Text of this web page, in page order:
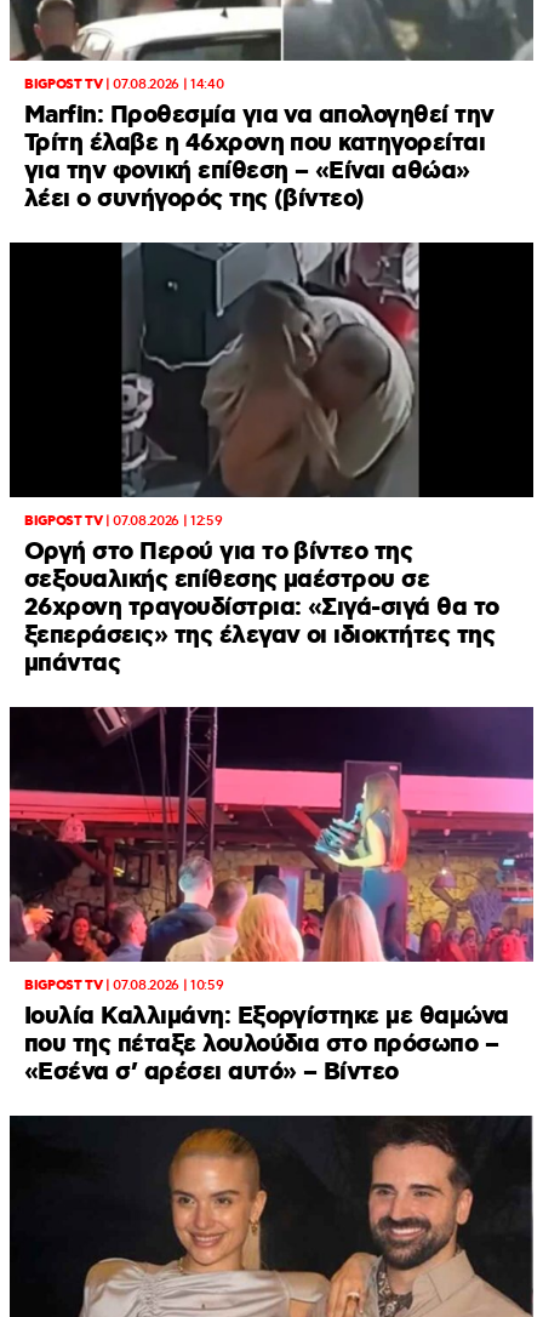
BIGPOST TV|07.08.2026 | 14:40
Marfin: Προθεσμία για να απολογηθεί την
Τρίτη έλαβε η 46χρονη που κατηγορείται
για την φονική επίθεση – «Είναι αθώα»
λέει ο συνήγορός της (βίντεο)
BIGPOST TV|07.08.2026 | 12:59
Οργή στο Περού για το βίντεο της
σεξουαλικής επίθεσης μαέστρου σε
26χρονη τραγουδίστρια: «Σιγά-σιγά θα το
ξεπεράσεις» της έλεγαν οι ιδιοκτήτες της
μπάντας
BIGPOST TV|07.08.2026 | 10:59
Ιουλία Καλλιμάνη: Εξοργίστηκε με θαμώνα
που της πέταξε λουλούδια στο πρόσωπο –
«Εσένα σ’ αρέσει αυτό» – Βίντεο